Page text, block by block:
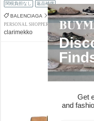
関税負担なし 返品補償
BALENCIAGA
PERSONAL SHOPPER
clarimekko